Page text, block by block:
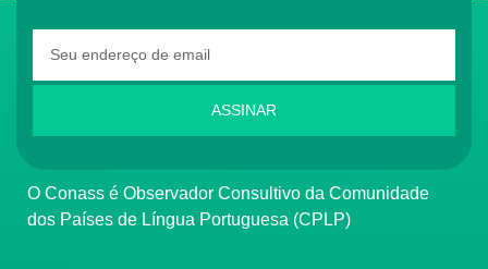
ASSINAR
O Conass é Observador Consultivo da Comunidade
dos Países de Língua Portuguesa (CPLP)